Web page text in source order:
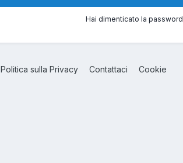
Hai dimenticato la
Politica sulla Privacy Contattaci Cookie